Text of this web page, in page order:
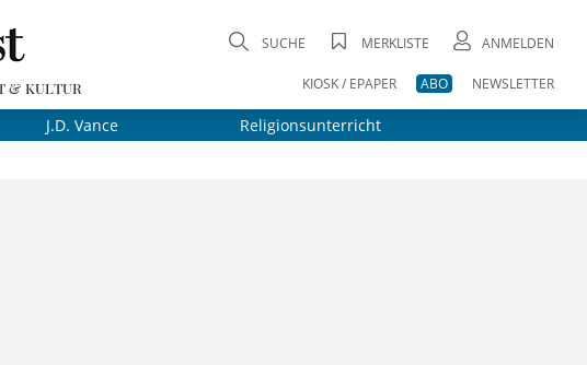
& KULTUR
SUCHE MERKLISTE ANMELDEN
KIOSK / EPAPER ABO NEWSLETTER
J.D. Vance Religionsunterricht